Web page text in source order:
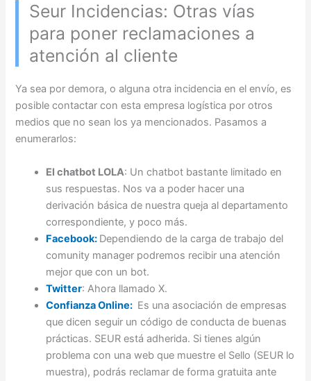
Seur Incidencias: Otras vías
para poner reclamaciones a
atención al cliente
Ya sea por demora, o alguna otra incidencia en el envío, es
posible contactar con esta empresa logística por otros
medios que no sean los ya mencionados. Pasamos a
enumerarlos:
El chatbot LOLA: Un chatbot bastante limitado en
sus respuestas. Nos va a poder hacer una
derivación básica de nuestra queja al departamento
correspondiente, y poco más.
Facebook: Dependiendo de la carga de trabajo del
comunity manager podremos recibir una atención
mejor que con un bot.
Twitter: Ahora llamado X.
Confianza Online: Es una asociación de empresas
que dicen seguir un código de conducta de buenas
prácticas. SEUR está adherida. Si tienes algún
problema con una web que muestre el Sello (SEUR lo
muestra), podrás reclamar de forma gratuita ante